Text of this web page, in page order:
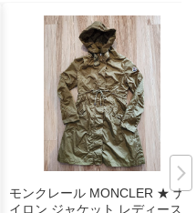
モンクレール MONCLER ★ ナ
イロン ジャケット レディース